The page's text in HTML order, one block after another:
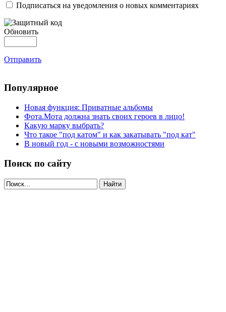
Подписаться на уведомления о новых комментариях
Обновить
Отправить
Популярное
Новая функция: Приватные альбомы
Фота.Мота должна знать своих героев в лицо!
Какую марку выбрать?
Что такое "под катом" и как закатывать "под кат"
В новый год - с новыми возможностями
Поиск по сайту
Найти